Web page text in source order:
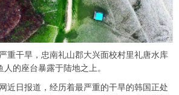
干旱，忠南礼山郡大兴面校村里礼唐水库
的座台暴露于陆地之上。
日报道，经历着最严重的干旱的韩国正处